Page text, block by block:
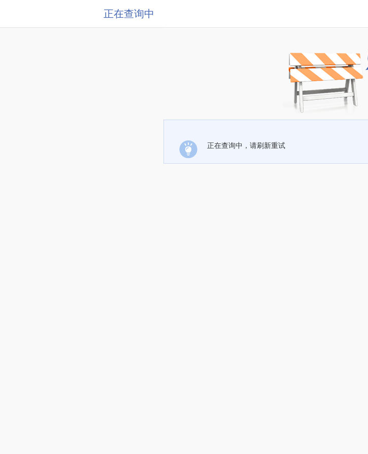
正在查询中
正在查询中，请刷新重试